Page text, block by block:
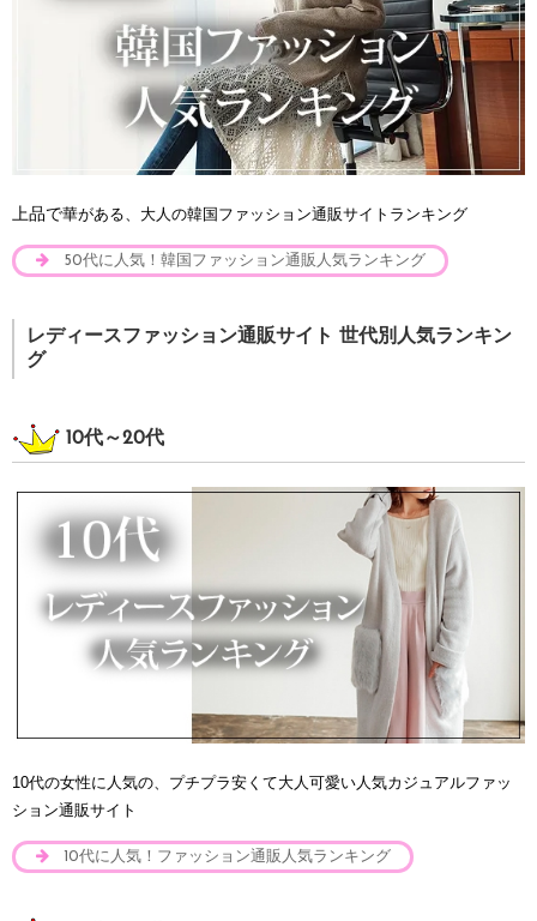
上品で華がある、大人の韓国ファッション通販サイトランキング
50代に人気！韓国ファッション通販人気ランキング
レディースファッション通販サイト 世代別人気ランキン
グ
10代～20代
10代の女性に人気の、プチプラ安くて大人可愛い人気カジュアルファッ
ション通販サイト
10代に人気！ファッション通販人気ランキング